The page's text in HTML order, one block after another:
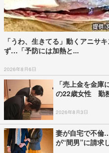
「うわ、生きてる」動くアニ
ず…「予防には加熱と...
2026年8月6日
「売上金を金
の22歳女性 勤
2026年8月3日
妻が自宅で不倫
が“間男”に請求